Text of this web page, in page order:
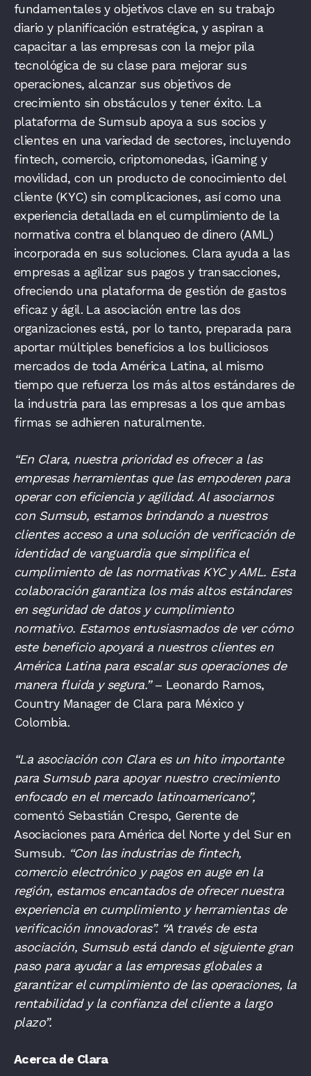
fundamentales y objetivos clave en su trabajo
diario y planificación estratégica, y aspiran a
capacitar a las empresas con la mejor pila
tecnológica de su clase para mejorar sus
operaciones, alcanzar sus objetivos de
crecimiento sin obstáculos y tener éxito. La
plataforma de Sumsub apoya a sus socios y
clientes en una variedad de sectores, incluyendo
fintech, comercio, criptomonedas, iGaming y
movilidad, con un producto de conocimiento del
cliente (KYC) sin complicaciones, así como una
experiencia detallada en el cumplimiento de la
normativa contra el blanqueo de dinero (AML)
incorporada en sus soluciones. Clara ayuda a las
empresas a agilizar sus pagos y transacciones,
ofreciendo una plataforma de gestión de gastos
eficaz y ágil. La asociación entre las dos
organizaciones está, por lo tanto, preparada para
aportar múltiples beneficios a los bulliciosos
mercados de toda América Latina, al mismo
tiempo que refuerza los más altos estándares de
la industria para las empresas a los que ambas
firmas se adhieren naturalmente.
“En Clara, nuestra prioridad es ofrecer a las
empresas herramientas que las empoderen para
operar con eficiencia y agilidad. Al asociarnos
con Sumsub, estamos brindando a nuestros
clientes acceso a una solución de verificación de
identidad de vanguardia que simplifica el
cumplimiento de las normativas KYC y AML. Esta
colaboración garantiza los más altos estándares
en seguridad de datos y cumplimiento
normativo. Estamos entusiasmados de ver cómo
este beneficio apoyará a nuestros clientes en
América Latina para escalar sus operaciones de
manera fluida y segura.” – Leonardo Ramos,
Country Manager de Clara para México y
Colombia.
“La asociación con Clara es un hito importante
para Sumsub para apoyar nuestro crecimiento
enfocado en el mercado latinoamericano”,
comentó Sebastián Crespo, Gerente de
Asociaciones para América del Norte y del Sur en
Sumsub. “Con las industrias de fintech,
comercio electrónico y pagos en auge en la
región, estamos encantados de ofrecer nuestra
experiencia en cumplimiento y herramientas de
verificación innovadoras”. “A través de esta
asociación, Sumsub está dando el siguiente gran
paso para ayudar a las empresas globales a
garantizar el cumplimiento de las operaciones, la
rentabilidad y la confianza del cliente a largo
plazo”.
Acerca de Clara